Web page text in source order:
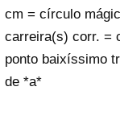
cm = círculo
carreira(s) corr. =
ponto baixíssimo
de *a*